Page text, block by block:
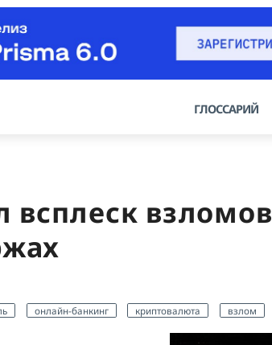
ГЛОССАРИЙ
всплеск взломов
онлайн-банкинг криптовалюта взлом